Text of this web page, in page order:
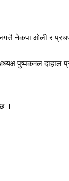
नेकपा ओली र
पुष्पकमल दाहाल
।